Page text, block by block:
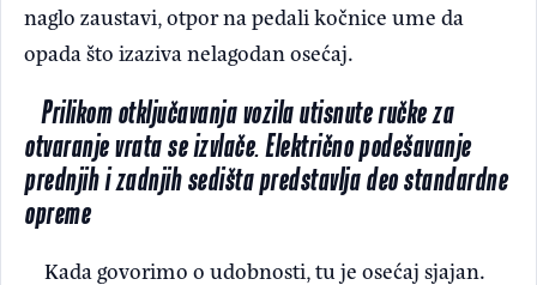
naglo zaustavi, otpor na pedali kočnice ume da
opada što izaziva nelagodan osećaj.
Prilikom otključavanja vozila utisnute ručke za
otvaranje vrata se izvlače. Električno podešavanje
prednjih i zadnjih sedišta predstavlja deo standardne
opreme
Kada govorimo o udobnosti, tu je osećaj sjajan.